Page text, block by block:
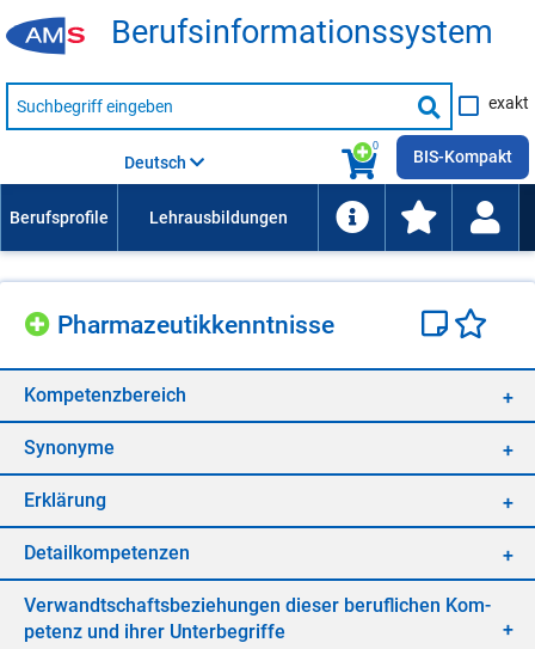
Be­rufs­in­for­ma­ti­ons­sys­tem
Suche
nach
Suche
starten
exakt
0
Deutsch BIS-Kompakt
Phar­ma­zeu­tik­kennt­nis­se
Kom­pe­tenz­be­reich
Syn­ony­me
Er­klä­rung
De­tail­kom­pe­ten­zen
Ver­wandt­schafts­be­zie­hun­gen die­ser be­ruf­li­chen Kom­
pe­tenz und ih­rer Un­ter­be­grif­fe